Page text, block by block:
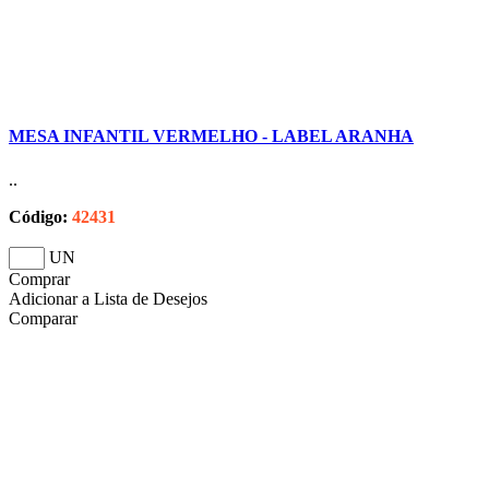
MESA INFANTIL VERMELHO - LABEL ARANHA
..
Código: 42431
UN
Comprar
Adicionar a Lista de Desejos
Comparar